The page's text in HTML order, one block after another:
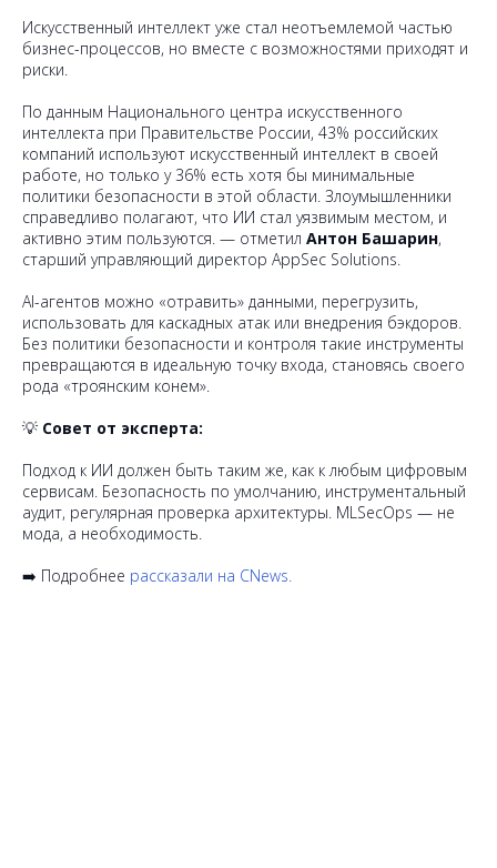
Искусственный интеллект уже стал неотъемлемой частью
бизнес-процессов, но вместе с возможностями приходят и
риски.
По данным Национального центра искусственного
интеллекта при Правительстве России, 43% российских
компаний используют искусственный интеллект в своей
работе, но только у 36% есть хотя бы минимальные
политики безопасности в этой области. Злоумышленники
справедливо полагают, что ИИ стал уязвимым местом, и
активно этим пользуются. — отметил Антон Башарин,
старший управляющий директор AppSec Solutions.
AI-агентов можно «отравить» данными, перегрузить,
использовать для каскадных атак или внедрения бэкдоров.
Без политики безопасности и контроля такие инструменты
превращаются в идеальную точку входа, становясь своего
рода «троянским конем».
💡 Совет от эксперта:
Подход к ИИ должен быть таким же, как к любым цифровым
сервисам. Безопасность по умолчанию, инструментальный
аудит, регулярная проверка архитектуры. MLSecOps — не
мода, а необходимость.
➡️ Подробнее рассказали на CNews.